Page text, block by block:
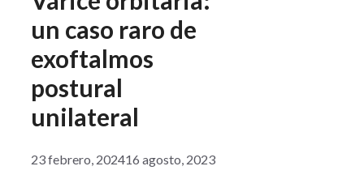
un caso raro de
exoftalmos
postural
unilateral
23 febrero, 202416 agosto, 2023